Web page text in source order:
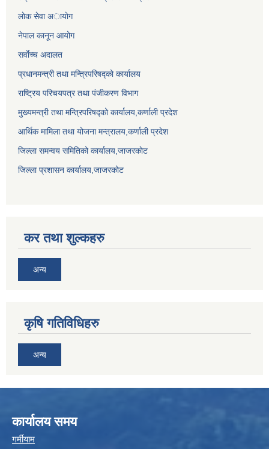
लाेक सेवा अायाेग
नेपाल कानून आयोग
सर्वाेच्च अदालत
प्रधानमन्त्री तथा मन्त्रिपरिषद्को कार्यालय
राष्ट्रिय परिचयपत्र तथा पंजीकरण विभाग
मुख्यमन्त्री तथा मन्त्रिपरिषद्को कार्यालय,कर्णाली प्रदेश
आर्थिक मामिला तथा योजना मन्त्रालय,कर्णाली प्रदेश
जिल्ला समन्वय समितिको कार्यालय,जाजरकाेट
जिल्ला प्रशासन कार्यालय,जाजरकोट
कर तथा शुल्कहरु
अन्य
कृषि गतिविधिहरु
अन्य
कार्यालय समय
गर्मीयाम